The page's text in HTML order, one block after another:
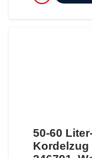
50-60
Kordelzug